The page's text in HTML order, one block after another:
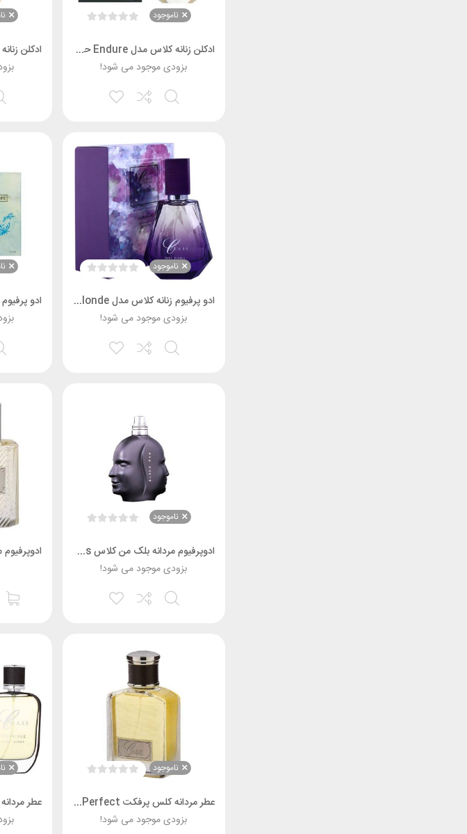
ناموجود
ادکلن زنانه کلاس مدل Endure حجم 100 میلی لیتر
بزودی موجود می شود!
ناموجود
ادو پرفیوم زنانه کلاس مدل Blue Blonde حجم 75 میلی لیتر
بزودی موجود می شود!
ناموجود
ادوپرفیوم مردانه بلک من کلاس Black Man Class
بزودی موجود می شود!
ناموجود
عطر مردانه کلس پرفکت Class Perfect
بزودی موجود می شود!